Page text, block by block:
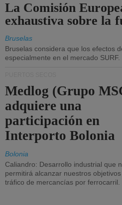
La Comisión
exhaustiva sobre la
Bruselas
Bruselas considera que los efectos
especialmente en el mercado SURF.
Medlog (Grupo
adquiere una
participación en
Interporto Bolonia
Bolonia
Caliandro: Desarrollo industrial que
permitirá alcanzar nuestros objetivos
tráfico de mercancías por ferrocarril.